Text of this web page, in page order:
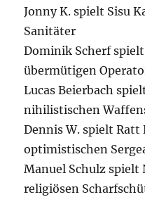
Jonny K. spielt Sisu
Sanitäter
Dominik Scherf
übermütigen
Lucas Beierbach
nihilistischen
Dennis W. spielt
optimistischen
Manuel Schulz spielt
religiösen